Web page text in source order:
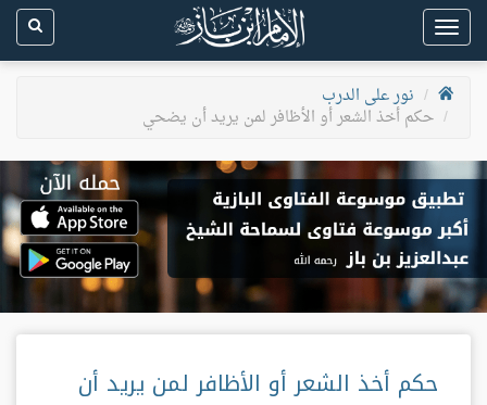
Toggle
navigation
نور على الدرب
حكم أخذ الشعر أو الأظافر لمن يريد أن يضحي
حكم أخذ الشعر أو الأظافر لمن يريد أن